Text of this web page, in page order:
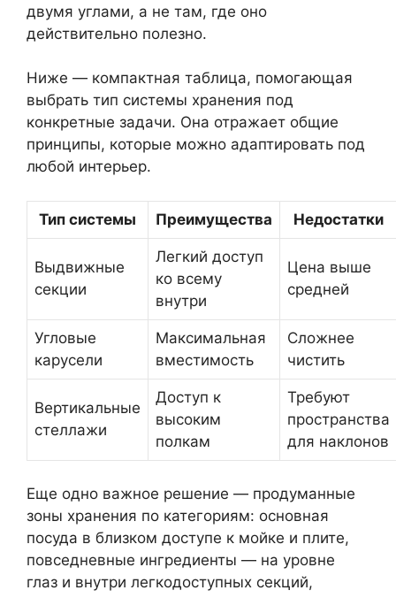
двумя углами, а не там, где оно
действительно полезно.
Ниже — компактная таблица, помогающая
выбрать тип системы хранения под
конкретные задачи. Она отражает общие
принципы, которые можно адаптировать под
любой интерьер.
Тип системы Преимущества Недостатки
Выдвижные
секции
Легкий доступ
ко всему
внутри
Цена выше
средней
Угловые
карусели
Максимальная
вместимость
Сложнее
чистить
Вертикальные
стеллажи
Доступ к
высоким
полкам
Требуют
пространства
для наклонов
Еще одно важное решение — продуманные
зоны хранения по категориям: основная
посуда в близком доступе к мойке и плите,
повседневные ингредиенты — на уровне
глаз и внутри легкодоступных секций,